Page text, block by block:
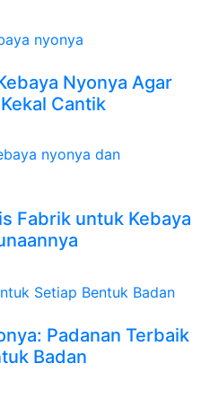
Nyonya Agar
Cantik
Fabrik untuk Kebaya
Padanan Terbaik
Badan